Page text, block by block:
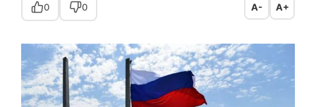
0 0 A- A+